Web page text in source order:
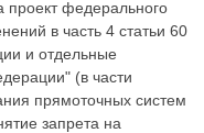
проект федерального
в часть 4 статьи 60
и отдельные
(в части
прямоточных систем
запрета на